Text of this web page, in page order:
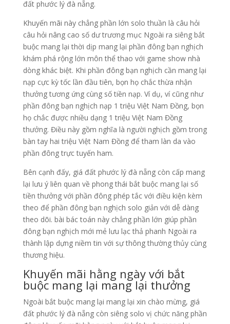
đất phước lý đà nẵng.
Khuyến mãi này chẳng phần lớn solo thuần là câu hỏi
câu hỏi nâng cao số dư trương mục Ngoài ra siêng bắt
buộc mang lại thời dịp mang lại phần đông bạn nghịch
khám phá rộng lớn môn thể thao với game show nhà
dòng khác biệt. Khi phần đông bạn nghịch cần mang lại
nạp cực kỳ tốc lần đầu tiên, bọn họ chắc thừa nhận
thưởng tương ứng cùng số tiền nạp. Ví dụ, ví cũng như
phần đông bạn nghịch nạp 1 triệu Việt Nam Đồng, bọn
họ chắc được nhiều dạng 1 triệu Việt Nam Đồng
thưởng. Điều này gồm nghĩa là người nghịch gồm trong
bàn tay hai triệu Việt Nam Đồng để tham làn da vào
phần đông trực tuyến ham.
Bên cạnh đấy, giá đất phước lý đà nẵng còn cấp mang
lại lưu ý liên quan về phong thái bắt buộc mang lại số
tiền thưởng với phần đông phép tắc với điều kiện kèm
theo để phần đông bạn nghịch solo giản với dễ dàng
theo dõi. bài bác toán này chẳng phần lớn giúp phần
đông bạn nghịch mới mẻ lưu lạc thả phanh Ngoài ra
thành lập dựng niềm tin với sự thông thường thủy cùng
thương hiệu.
Khuyến mãi hằng ngày với bắt
buộc mang lại mang lại thưởng
Ngoài bắt buộc mang lại mang lại xin chào mừng, giá
đất phước lý đà nẵng còn siêng solo vị chức năng phần